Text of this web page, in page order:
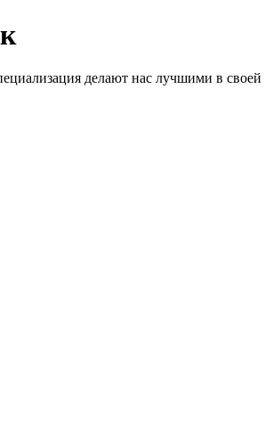
делают нас лучшими в своей